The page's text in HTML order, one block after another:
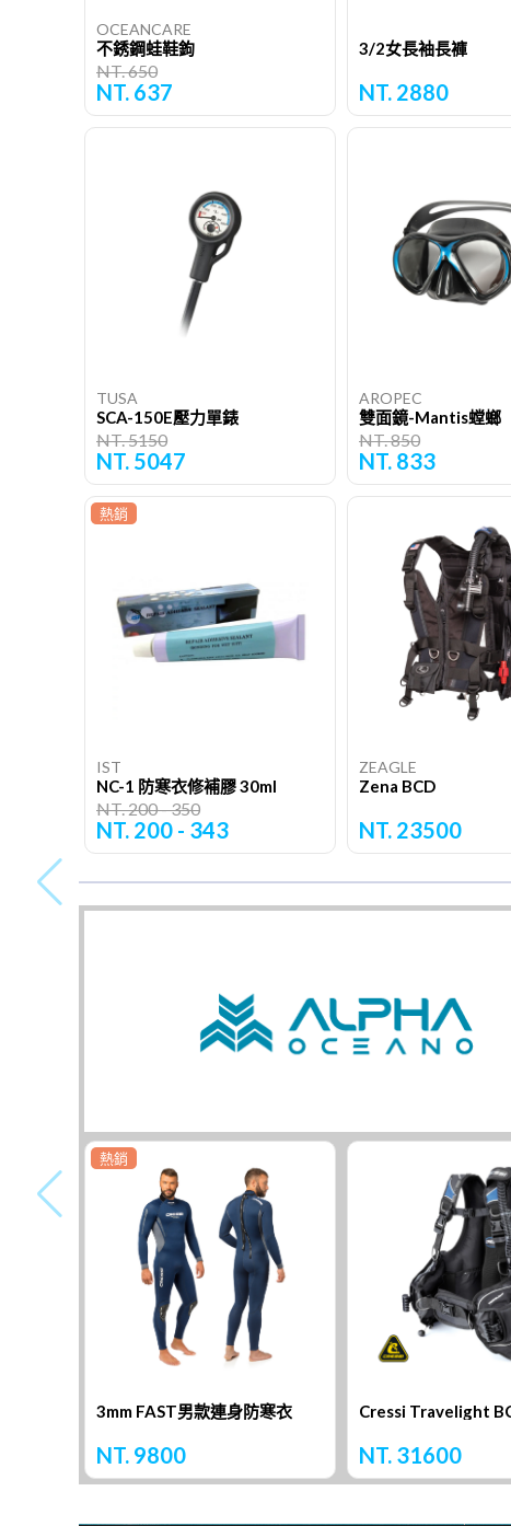
OCEANCARE
不銹鋼蛙鞋鉤
NT. 650
NT. 637
3/2女長袖長褲
NT. 2880
TUSA
SCA-150E壓力單錶
NT. 5150
NT. 5047
AROPEC
雙面鏡-Mantis螳螂
NT. 850
NT. 833
熱銷
IST
NC-1 防寒衣修補膠 30ml
NT. 200 - 350
NT. 200 - 343
ZEAGLE
Zena BCD
NT. 23500
熱銷
3mm FAST男款連身防寒衣
NT. 9800 NT. 31600